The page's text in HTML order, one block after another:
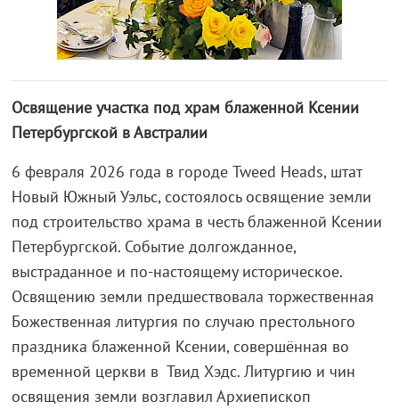
Освящение участка под храм блаженной Ксении
Петербургской в Австралии
6 февраля 2026 года в городе Tweed Heads, штат
Новый Южный Уэльс, состоялось освящение земли
под строительство храма в честь блаженной Ксении
Петербургской. Событие долгожданное,
выстраданное и по-настоящему историческое.
Освящению земли предшествовала торжественная
Божественная литургия по случаю престольного
праздника блаженной Ксении, совершённая во
временной церкви в Твид Хэдс. Литургию и чин
освящения земли возглавил Архиепископ